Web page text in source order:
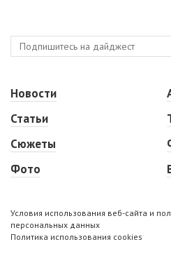
Новости
Статьи
Сюжеты
Фото
Условия использования веб-сайта и
персональных данных
Политика использования cookies